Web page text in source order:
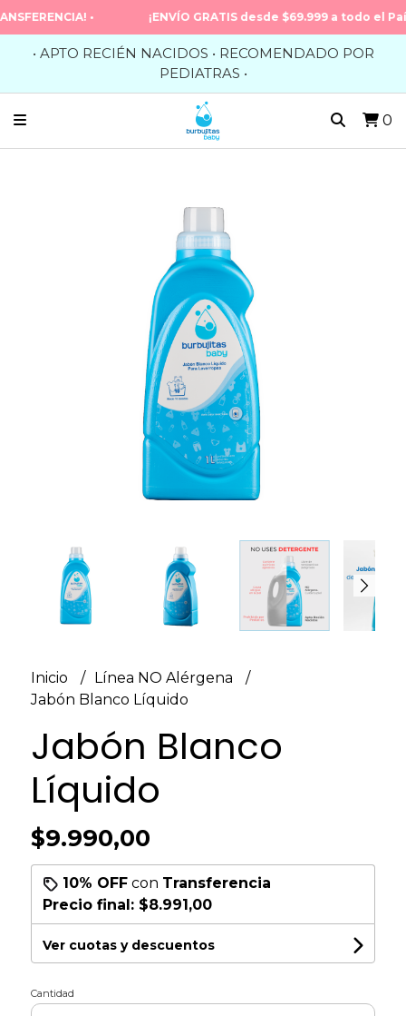
• APTO RECIÉN NACIDOS • RECOMENDADO POR
PEDIATRAS •
0
Inicio
Línea NO Alérgena
Jabón Blanco Líquido
Jabón Blanco
Líquido
$9.990,00
10% OFFcon Transferencia
Precio final: $8.991,00
Ver cuotas y descuentos
Cantidad
• ¡ENVÍO GRATIS desde $69.999 a todo el País y